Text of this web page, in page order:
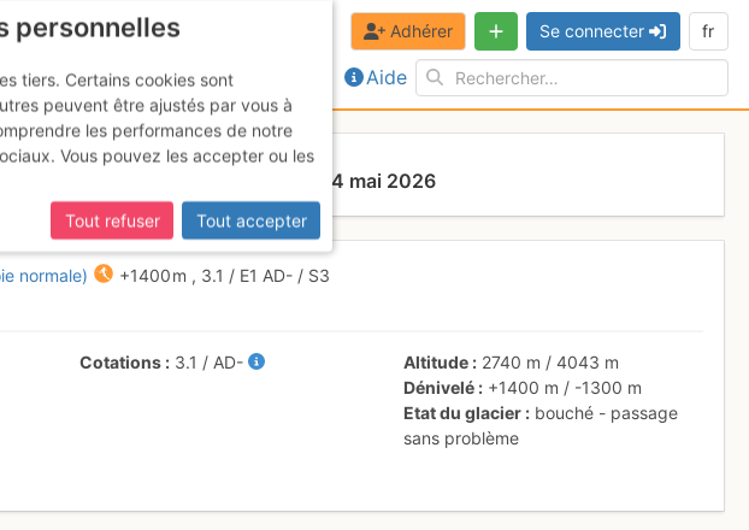
Aide
Adhérer Se connecter fr
normale) Dimanche 24 mai 2026
normale) +1400 m , 3.1 / E1 AD- / S3
Cotations 3.1 / AD- Altitude 2740 m / 4043 m
Dénivelé
+1400 m / -1300 m
Etat du glacier
bouché - passage
sans problème
personnelles
tiers. Certains cookies sont
peuvent être ajustés par vous à
les performances de notre
Vous pouvez les accepter ou les
Tout refuser
Tout accepter